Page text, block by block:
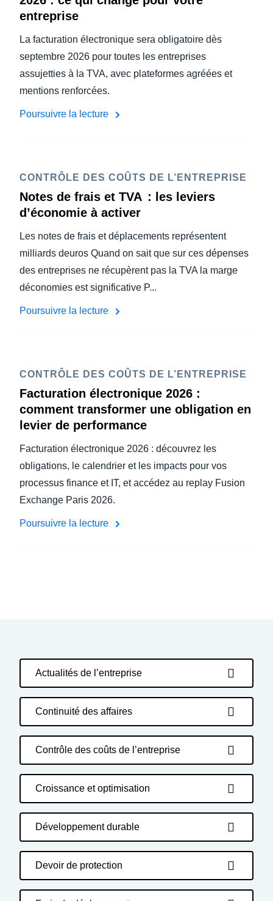
entreprise
La facturation électronique sera obligatoire dès
septembre 2026 pour toutes les entreprises
assujetties à la TVA, avec plateformes agréées et
mentions renforcées.
Poursuivre la lecture
CONTRÔLE DES COÛTS DE L’ENTREPRISE
Notes de frais et TVA : les leviers
d’économie à activer
Les notes de frais et déplacements représentent
milliards deuros Quand on sait que sur ces dépenses
des entreprises ne récupèrent pas la TVA la marge
déconomies est significative P...
Poursuivre la lecture
CONTRÔLE DES COÛTS DE L’ENTREPRISE
Facturation électronique 2026 :
comment transformer une obligation en
levier de performance
Facturation électronique 2026 : découvrez les
obligations, le calendrier et les impacts pour vos
processus finance et IT, et accédez au replay Fusion
Exchange Paris 2026.
Poursuivre la lecture
Actualités de l’entreprise
Continuité des affaires
Contrôle des coûts de l’entreprise
Croissance et optimisation
Développement durable
Devoir de protection